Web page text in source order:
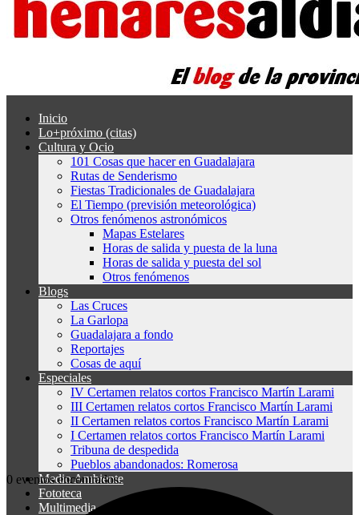
Inicio
Lo+próximo (citas)
Cultura y Ocio
101 Cosas que hacer en Guadalajara
Rutas de Senderismo
Fiestas Tradicionales de Guadalajara
El Tiempo (previsión meteorológica)
Otros fenómenos astronómicos
Mapas Estelares
Horas de salida y puesta de la luna
Horas de salida y puesta del sol
Otros fenómenos
Blogs
Las Cruces
La Garlopa
Guadalajara a fondo
Reportajes
Cosas de aquí
Especiales
IV Certamen relatos cortos Francisco Martín Larami
III Certamen relatos cortos Francisco Martín Larami
II Certamen relatos cortos Francisco Martín Larami
I Certamen relatos cortos Francisco Martín Larami
Tribuna de despedida
Pueblos abandonados: Romerosa
Medio Ambiente
Fototeca
Multimedia
0 eventos encontrados.